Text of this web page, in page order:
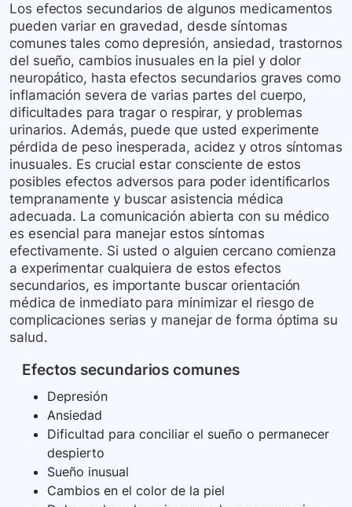
Los efectos secundarios de algunos medicamentos
pueden variar en gravedad, desde síntomas
comunes tales como depresión, ansiedad, trastornos
del sueño, cambios inusuales en la piel y dolor
neuropático, hasta efectos secundarios graves como
inflamación severa de varias partes del cuerpo,
dificultades para tragar o respirar, y problemas
urinarios. Además, puede que usted experimente
pérdida de peso inesperada, acidez y otros síntomas
inusuales. Es crucial estar consciente de estos
posibles efectos adversos para poder identificarlos
tempranamente y buscar asistencia médica
adecuada. La comunicación abierta con su médico
es esencial para manejar estos síntomas
efectivamente. Si usted o alguien cercano comienza
a experimentar cualquiera de estos efectos
secundarios, es importante buscar orientación
médica de inmediato para minimizar el riesgo de
complicaciones serias y manejar de forma óptima su
salud.
Efectos secundarios comunes
Depresión
Ansiedad
Dificultad para conciliar el sueño o permanecer
despierto
Sueño inusual
Cambios en el color de la piel